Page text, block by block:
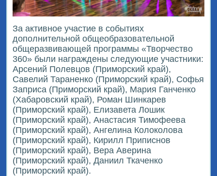
За активное участие в событиях
дополнительной общеобразовательной
общеразвивающей программы «Творчество
360» были награждены следующие участники:
Арсений Полевцов (Приморский край),
Савелий Тараненко (Приморский край), Софья
Заприса (Приморский край), Мария Ганченко
(Хабаровский край), Роман Шинкарев
(Приморский край), Елизавета Лошик
(Приморский край), Анастасия Тимофеева
(Приморский край), Ангелина Колоколова
(Приморский край), Кирилл Приписнов
(Приморский край), Вера Аверина
(Приморский край), Даниил Ткаченко
(Приморский край).